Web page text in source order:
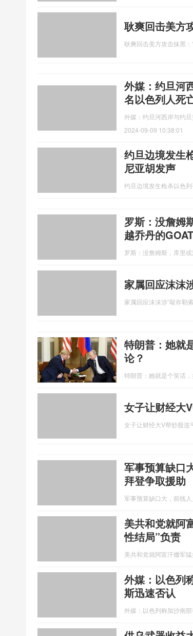
耿爽回击美方
耿爽回击美方攻击抹黑：
外媒：约旦河
名以色列人死
外媒：约旦河西岸与约
2024-09-09 10:38:01
约旦边境发生
尼亚胡发声
约旦边境发生枪杀以色
罗斯：没詹姆
越乔丹的GOAT
罗斯：没詹姆斯，库里
家属回应沫沫
家属回应沫沫涉“敲诈勒
特朗普：她就
论？
特朗普：她就是个笑话
女子让财经大
女子让财经大V帮炒股连
军事预算缺口
拜登争取援助
军事预算缺口大，前线
美共和党就阿
性结局”负责
美共和党就阿富汗撤军
外媒：以色列
斯迅速否认
外媒：以色列称加沙南